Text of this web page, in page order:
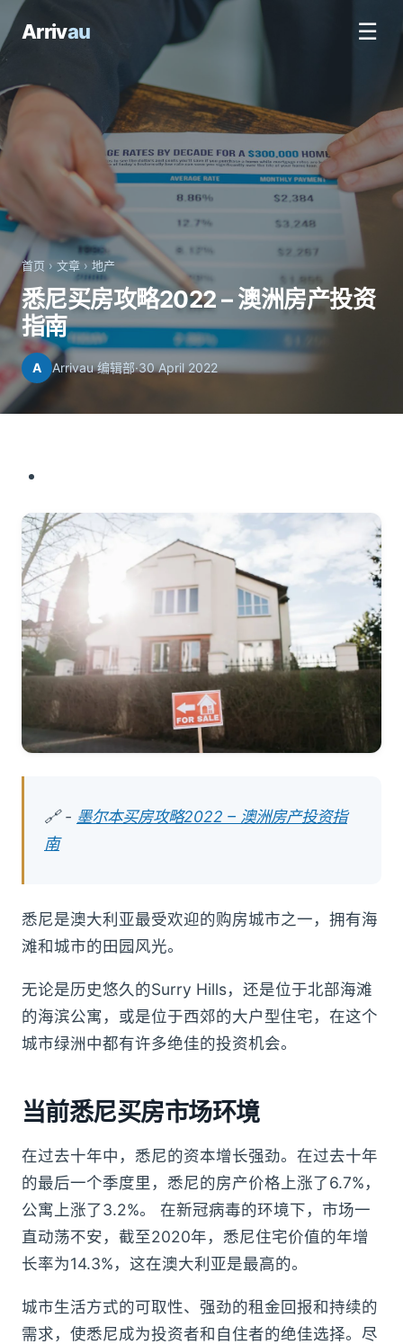
Arrivau ☰
首页 › 文章 › 地产
悉尼买房攻略2022 – 澳洲房产投资
指南
A Arrivau 编辑部·30 April 2022
🔗 - 墨尔本买房攻略2022 – 澳洲房产投资指
南
悉尼是澳大利亚最受欢迎的购房城市之一，拥有海
滩和城市的田园风光。
无论是历史悠久的Surry Hills，还是位于北部海滩
的海滨公寓，或是位于西郊的大户型住宅，在这个
城市绿洲中都有许多绝佳的投资机会。
当前悉尼买房市场环境
在过去十年中，悉尼的资本增长强劲。在过去十年
的最后一个季度里，悉尼的房产价格上涨了6.7%，
公寓上涨了3.2%。 在新冠病毒的环境下，市场一
直动荡不安，截至2020年，悉尼住宅价值的年增
长率为14.3%，这在澳大利亚是最高的。
城市生活方式的可取性、强劲的租金回报和持续的
需求，使悉尼成为投资者和自住者的绝佳选择。尽